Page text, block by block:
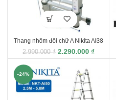
Thang nhôm đôi chữ A Nikita AI38
2.990.000₫ 2.290.000 ₫
-24%